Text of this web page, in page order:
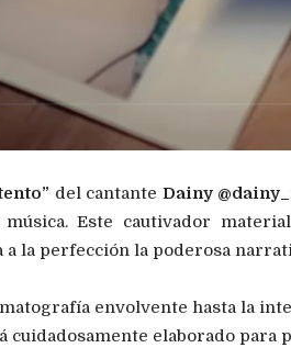
del cantante Dainy
Este cautivador
a la perfección la poderosa
envolvente hasta la
cuidadosamente elaborado